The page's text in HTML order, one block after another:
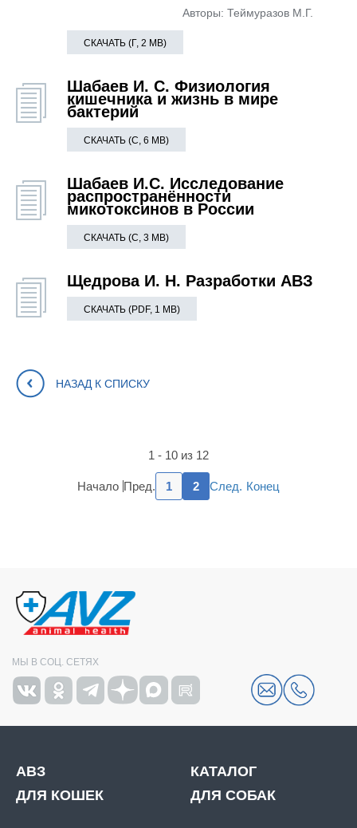
Авторы: Теймуразов М.Г.
СКАЧАТЬ (Г, 2 MB)
Шабаев И. С. Физиология
кишечника и жизнь в мире
бактерий
СКАЧАТЬ (С, 6 MB)
Шабаев И.С. Исследование
распространённости
микотоксинов в России
СКАЧАТЬ (С, 3 MB)
Щедрова И. Н. Разработки АВЗ
СКАЧАТЬ (PDF, 1 MB)
НАЗАД К СПИСКУ
1 - 10 из 12
Начало Пред. 1 2 След. Конец
МЫ В СОЦ. СЕТЯХ
АВЗ
КАТАЛОГ
ДЛЯ КОШЕК
ДЛЯ СОБАК